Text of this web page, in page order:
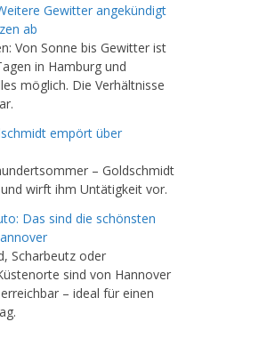
Gewitter angekündigt
ab
Von Sonne bis Gewitter ist
in Hamburg und
möglich. Die Verhältnisse
empört über
– Goldschmidt
wirft ihm Untätigkeit vor.
Das sind die schönsten
Scharbeutz oder
sind von Hannover
– ideal für einen